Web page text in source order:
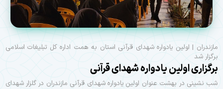
مازندران | اولین یادواره شهدای قرآنی استان به همت اداره کل تبلیغات اسلامی
برگزار شد
برگزاری اولین یادواره شهدای قرآنی
شب نشینی در بهشت عنوان اولین یادواره شهدای قرآنی مازندران در گلزار شهدای